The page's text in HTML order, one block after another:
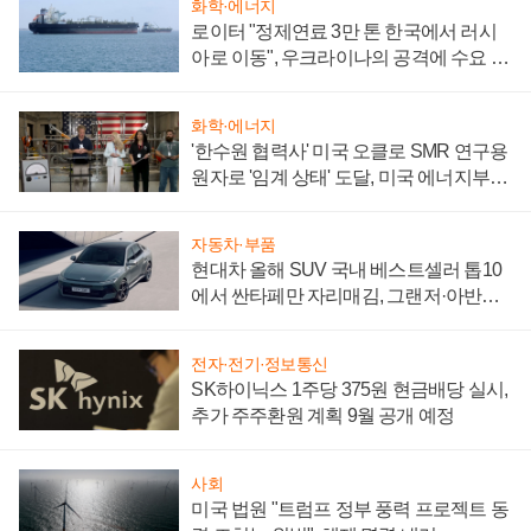
화학·에너지
로이터 "정제연료 3만 톤 한국에서 러시
아로 이동", 우크라이나의 공격에 수요 늘
화학·에너지
'한수원 협력사' 미국 오클로 SMR 연구용
원자로 '임계 상태' 도달, 미국 에너지부
자동차·부품
현대차 올해 SUV 국내 베스트셀러 톱10
에서 싼타페만 자리매김, 그랜저·아반떼
전자·전기·정보통신
SK하이닉스 1주당 375원 현금배당 실시,
추가 주주환원 계획 9월 공개 예정
사회
미국 법원 "트럼프 정부 풍력 프로젝트 동